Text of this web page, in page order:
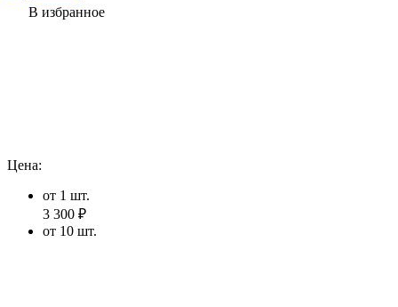
В избранное
Цена:
от 1 шт.
3 300 ₽
от 10 шт.